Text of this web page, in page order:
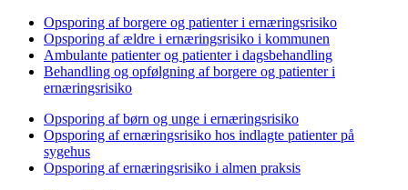
Opsporing af borgere og patienter i ernæringsrisiko
Opsporing af ældre i ernæringsrisiko i kommunen
Ambulante patienter og patienter i dagsbehandling
Behandling og opfølgning af borgere og patienter i
ernæringsrisiko
Opsporing af børn og unge i ernæringsrisiko
Opsporing af ernæringsrisiko hos indlagte patienter på
sygehus
Opsporing af ernæringsrisiko i almen praksis